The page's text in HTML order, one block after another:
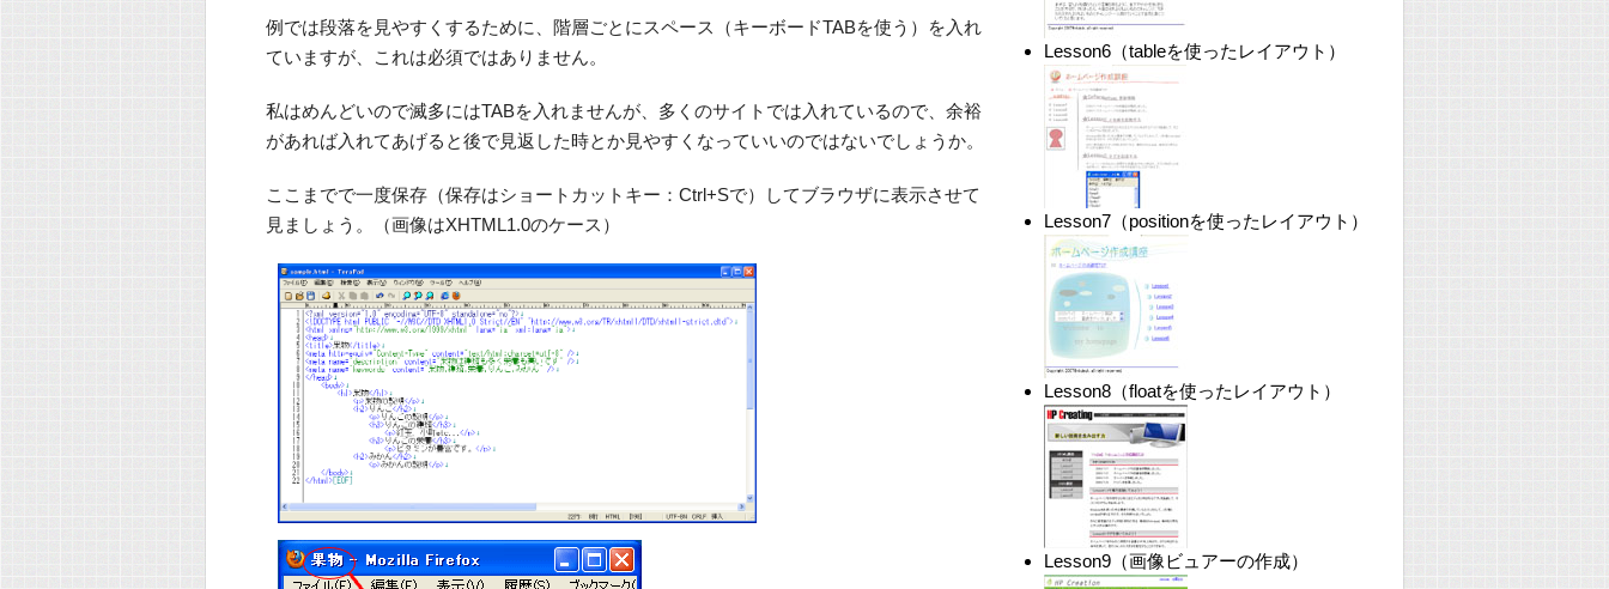
例では段落を見やすくするために、階層ごとにスペース（キーボードTABを使う）を入れ
ていますが、これは必須ではありません。
私はめんどいので滅多にはTABを入れませんが、多くのサイトでは入れているので、余裕
があれば入れてあげると後で見返した時とか見やすくなっていいのではないでしょうか。
ここまでで一度保存（保存はショートカットキー：Ctrl+Sで）してブラウザに表示させて
見ましょう。（画像はXHTML1.0のケース）
Lesson6（tableを使ったレイアウト）
Lesson7（positionを使ったレイアウト）
Lesson8（floatを使ったレイアウト）
Lesson9（画像ビュアーの作成）